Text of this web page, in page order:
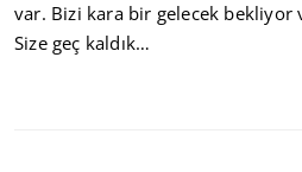
var. Bizi kara bir gelecek bekliyor
Size geç kaldık…